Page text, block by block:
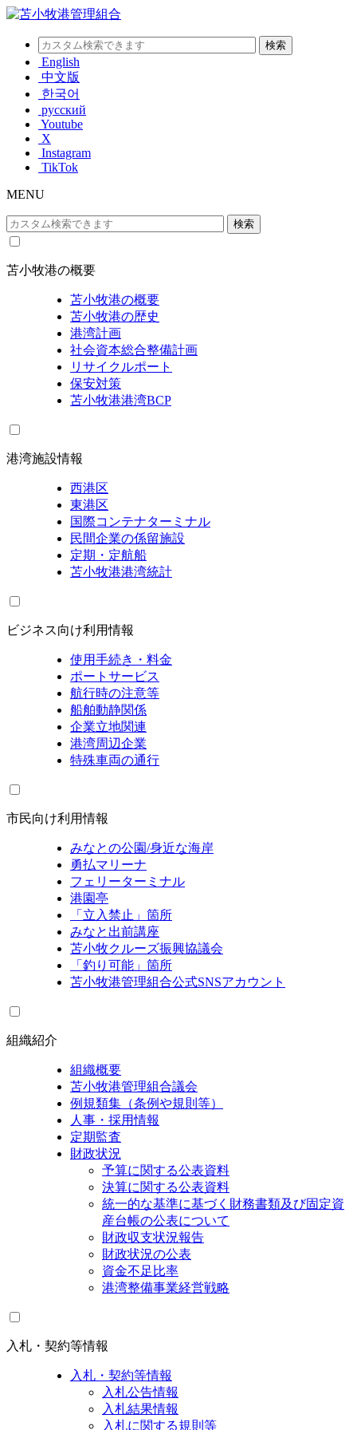
English
中文版
한국어
русский
Youtube
X
Instagram
TikTok
MENU
苫小牧港の概要
苫小牧港の概要
苫小牧港の歴史
港湾計画
社会資本総合整備計画
リサイクルポート
保安対策
苫小牧港港湾BCP
港湾施設情報
西港区
東港区
国際コンテナターミナル
民間企業の係留施設
定期・定航船
苫小牧港港湾統計
ビジネス向け利用情報
使用手続き・料金
ポートサービス
航行時の注意等
船舶動静関係
企業立地関連
港湾周辺企業
特殊車両の通行
市民向け利用情報
みなとの公園/身近な海岸
勇払マリーナ
フェリーターミナル
港園亭
「立入禁止」箇所
みなと出前講座
苫小牧クルーズ振興協議会
「釣り可能」箇所
苫小牧港管理組合公式SNSアカウント
組織紹介
組織概要
苫小牧港管理組合議会
例規類集（条例や規則等）
人事・採用情報
定期監査
財政状況
予算に関する公表資料
決算に関する公表資料
統一的な基準に基づく財務書類及び固定資
産台帳の公表について
財政収支状況報告
財政状況の公表
資金不足比率
港湾整備事業経営戦略
入札・契約等情報
入札・契約等情報
入札公告情報
入札結果情報
入札に関する規則等